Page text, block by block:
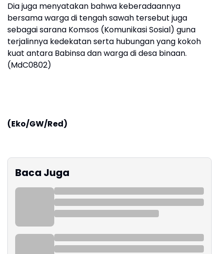
Dia juga menyatakan bahwa keberadaannya
bersama warga di tengah sawah tersebut juga
sebagai sarana Komsos (Komunikasi Sosial) guna
terjalinnya kedekatan serta hubungan yang kokoh
kuat antara Babinsa dan warga di desa binaan.
(MdC0802)
(Eko/GW/Red)
Baca Juga